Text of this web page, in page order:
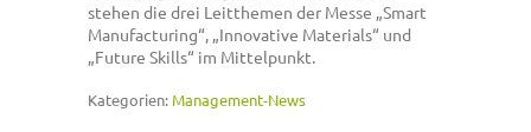
stehen die drei Leitthemen der Messe „Smart
Manufacturing“, „Innovative Materials“ und
„Future Skills“ im Mittelpunkt.
Kategorien: Management-News